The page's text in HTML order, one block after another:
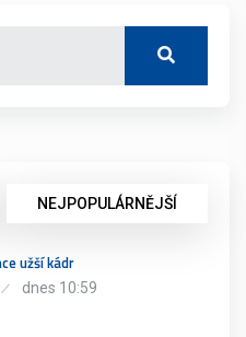
NEJPOPULÁRNĚJŠÍ
užší kádr
dnes 10:59